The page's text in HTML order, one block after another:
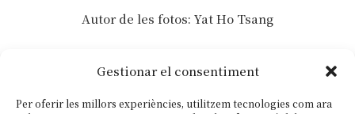
Gestionar el consentiment
Per oferir les millors experiències, utilitzem tecnologies com ara
Autor de les fotos: Yat Ho Tsang
Currículum i fotos en alta resolució